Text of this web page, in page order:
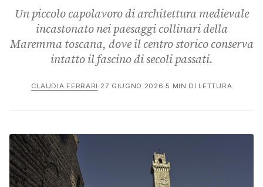
Un piccolo capolavoro di architettura medievale
incastonato nei paesaggi collinari della
Maremma toscana, dove il centro storico conserva
intatto il fascino di secoli passati.
CLAUDIA FERRARI · 27 GIUGNO 2026 ·5 MIN DI LETTURA